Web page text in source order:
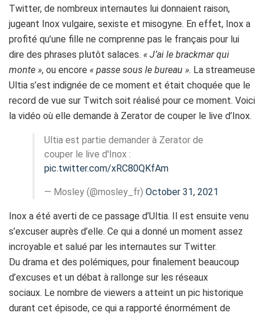
Twitter, de nombreux internautes lui donnaient raison,
jugeant Inox vulgaire, sexiste et misogyne. En effet, Inox a
profité qu’une fille ne comprenne pas le français pour lui
dire des phrases plutôt salaces. « J’ai le brackmarqui
monte », ou encore « passe sous le bureau ». La streameuse
Ultia s’est indignée de ce moment et était choquée que le
record de vue sur Twitch soit réalisé pour ce moment. Voici
la vidéo où elle demande à Zerator de couper le live d’Inox.
Ultia est partie demander à Zerator de
couper le live d'Inox :
pic.twitter.com/xRC80QKfAm
— Mosley (@mosley_fr) October 31, 2021
Inox a été averti de ce passage d’Ultia. Il est ensuite venu
s’excuser auprès d’elle. Ce qui a donné un moment assez
incroyable et salué par les internautes sur Twitter.
Du drama et des polémiques, pour finalement beaucoup
d’excuses et un débat à rallonge sur les réseaux
sociaux. Le nombre de viewers a atteint un pic historique
durant cet épisode, ce qui a rapporté énormément de